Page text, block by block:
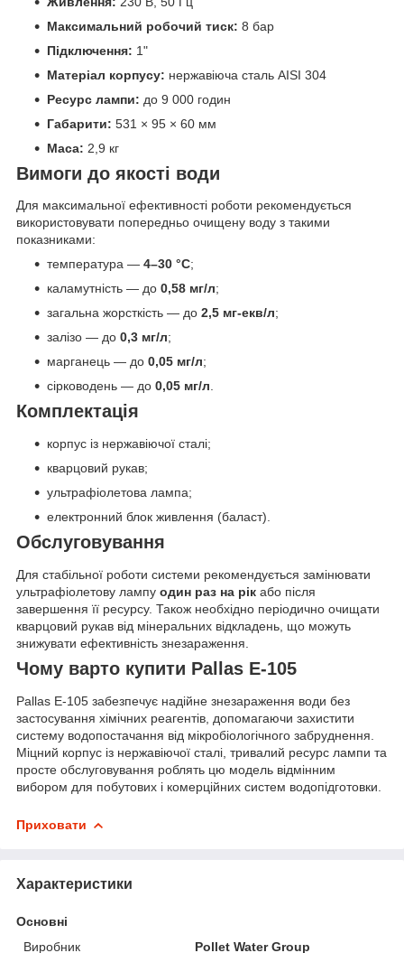
Максимальний робочий тиск: 8 бар
Підключення: 1"
Матеріал корпусу: нержавіюча сталь AISI 304
Ресурс лампи: до 9 000 годин
Габарити: 531 × 95 × 60 мм
Маса: 2,9 кг
Вимоги до якості води
Для максимальної ефективності роботи рекомендується
використовувати попередньо очищену воду з такими
показниками:
температура — 4–30 °C;
каламутність — до 0,58 мг/л;
загальна жорсткість — до 2,5 мг-екв/л;
залізо — до 0,3 мг/л;
марганець — до 0,05 мг/л;
сірководень — до 0,05 мг/л.
Комплектація
корпус із нержавіючої сталі;
кварцовий рукав;
ультрафіолетова лампа;
електронний блок живлення (баласт).
Обслуговування
Для стабільної роботи системи рекомендується замінювати
ультрафіолетову лампу один раз на рік або після
завершення її ресурсу. Також необхідно періодично очищати
кварцовий рукав від мінеральних відкладень, що можуть
знижувати ефективність знезараження.
Чому варто купити Pallas E-105
Pallas E-105 забезпечує надійне знезараження води без
застосування хімічних реагентів, допомагаючи захистити
систему водопостачання від мікробіологічного забруднення.
Міцний корпус із нержавіючої сталі, тривалий ресурс лампи та
просте обслуговування роблять цю модель відмінним
вибором для побутових і комерційних систем водопідготовки.
Приховати
Характеристики
Основні
Виробник
Pollet Water Group